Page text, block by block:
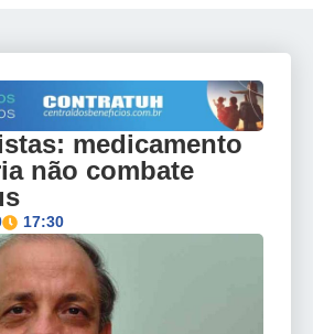
medicamento
não combate
17:30